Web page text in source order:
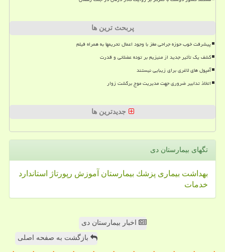
پربحث ترین ها
پیشرفت خوب حوزه جراحی مغز با وجود اعمال تحریمها به همراه فیلم
کشف یک تأثیر جدید از منیزیم بر توده عضلانی و قدرت
آمپول های لاغری برای زیبایی نیستند
اتخاذ تدابیر ضروری جهت مدیریت موج برگشت زوار
جدیدترین ها
تگهای بیمارستان دی
بهداشت بیماری پزشك بیمارستان آموزش رپورتاژ
استاندارد
خدمات
اخبار بیمارستان دی
بازگشت به صفحه اصلی